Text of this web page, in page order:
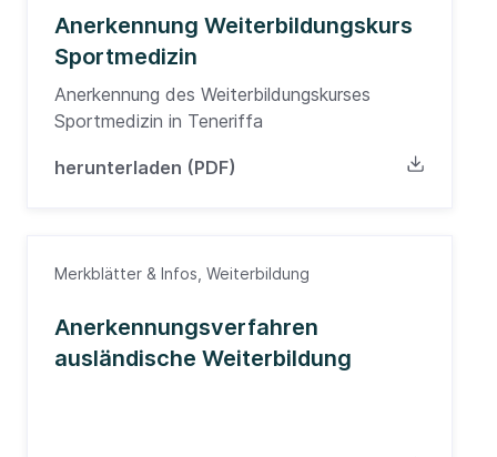
Anerkennung Weiterbildungskurs
Sportmedizin
Anerkennung des Weiterbildungskurses
Sportmedizin in Teneriffa
herunterladen (PDF)
Merkblätter & Infos, Weiterbildung
Anerkennungsverfahren
ausländische Weiterbildung